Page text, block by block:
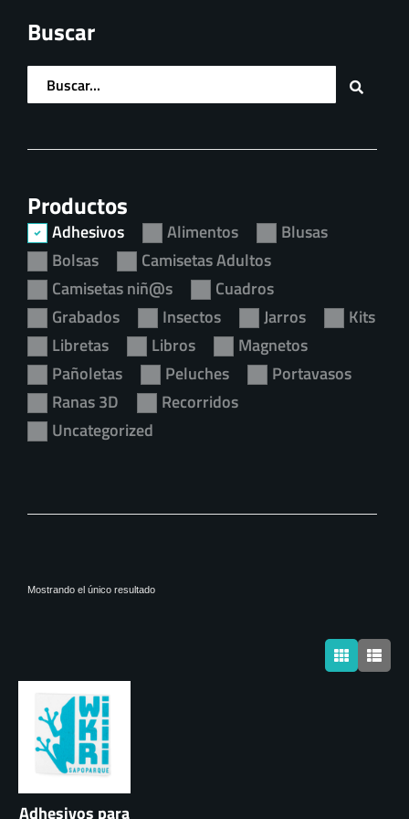
Formas y colores mágicos
Buscar
Productos
Adhesivos Alimentos
Blusas
Bolsas
Camisetas Adultos
Camisetas niñ@s
Cuadros
Grabados
Insectos Jarros
Kits
Libretas
Libros
Magnetos
Pañoletas
Peluches
Portavasos
Ranas 3D
Recorridos
Uncategorized
Mostrando el único resultado
Adhesivos para